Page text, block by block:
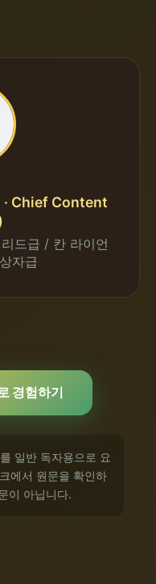
· Chief Content
드급 / 칸 라이언
자급
경험하기
일반 독자용으로 요
에서 원문을 확인하
이 아닙니다.